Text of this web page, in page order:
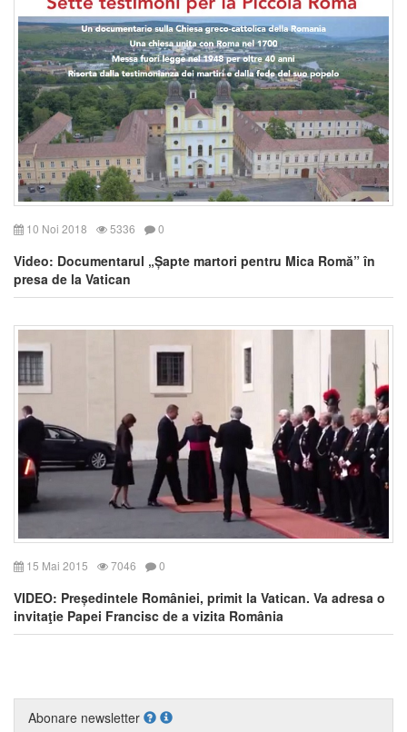
10 Noi 2018 5336 0
Video: Documentarul „Șapte martori pentru Mica Romă” în
presa de la Vatican
15 Mai 2015 7046 0
VIDEO: Președintele României, primit la Vatican. Va adresa o
invitaţie Papei Francisc de a vizita România
Abonare newsletter